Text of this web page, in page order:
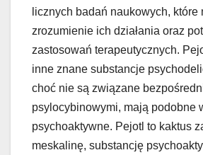
licznych badań naukowych, które
zrozumienie ich działania oraz
zastosowań terapeutycznych.
inne znane substancje
choć nie są związane
psylocybinowymi, mają podobne
psychoaktywne. Pejotl to kaktus
meskalinę, substancję